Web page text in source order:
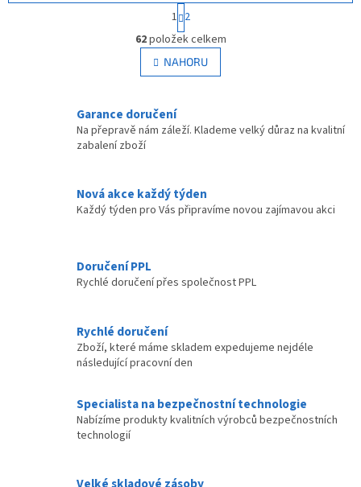
O
v
l
á
c
í
v
k
y
i
s
S
t
r
á
n
k
n
1 2
62položek celkem
NAHORU
Garance doručení
Na přepravě nám záleží. Klademe velký důraz na kvalitní
zabalení zboží
Nová akce každý týden
Každý týden pro Vás připravíme novou zajímavou akci
Doručení PPL
Rychlé doručení přes společnost PPL
Rychlé doručení
Zboží, které máme skladem expedujeme nejdéle
následující pracovní den
Specialista na bezpečnostní technologie
Nabízíme produkty kvalitních výrobců bezpečnostních
technologií